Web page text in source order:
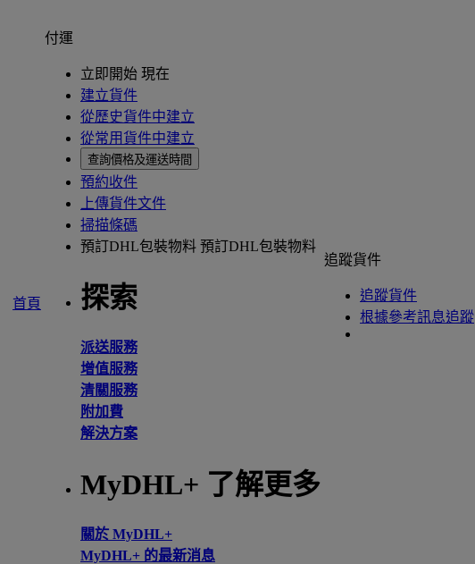
首頁
付運
立即開始 現在
建立貨件
從歷史貨件中建立
從常用貨件中建立
查詢價格及運送時間
預約收件
上傳貨件文件
掃描條碼
預訂DHL包裝物料 預訂DHL包裝物料
探索
派送服務
增值服務
清關服務
附加費
解決方案
MyDHL+ 了解更多
關於 MyDHL+
MyDHL+ 的最新消息
追蹤貨件
追蹤貨件
根據參考訊息追蹤